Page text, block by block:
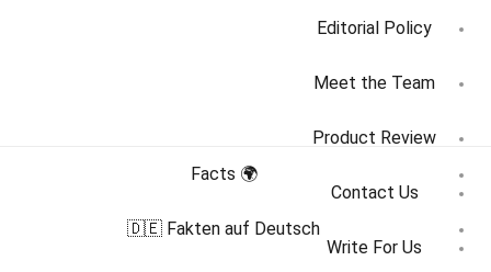
Editorial Policy
Meet the Team
Product Review
Contact Us
Write For Us
🌍 Facts
🇩🇪 Fakten auf Deutsch